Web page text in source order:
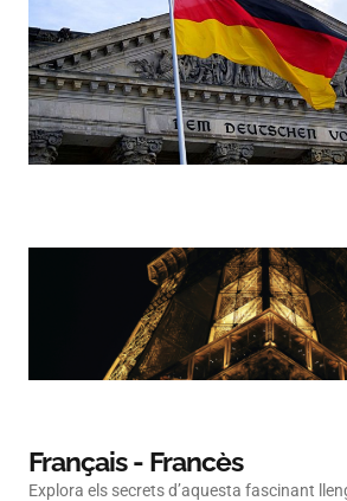
Français - Francès
Explora els secrets d’aquesta fascinant